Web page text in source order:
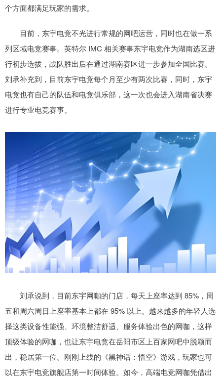
个方面都满足玩家的需求。
目前，东宇电竞不光进行常规的网吧运营，同时也在做一系
列区域电竞赛事。英特尔 IMC 相关赛事东宇电竞作为湖南选区进
行初步选拔，战队胜出后在通过湖南赛区进一步参加全国比赛。
刘承补充到，目前东宇电竞每个月至少有两次比赛，同时，东宇
电竞也有自己的队伍和电竞俱乐部，这一次也会进入湖南省决赛
进行专业电竞赛事。
刘承说到，目前东宇网咖的门店，每天上座率达到 85%，周
五和周六周日上座率基本上都在 95% 以上。越来越多的年轻人选
择这类设备性能强、环境整洁舒适、服务体验出色的网咖，这样
顶级体验的网咖，也让东宇电竞在岳阳市区上百家网吧中脱颖而
出，稳居第一位。刚刚上线的《黑神话：悟空》游戏，玩家也可
以在东宇电竞旗舰店第一时间体验。如今，高端电竞网咖凭借出